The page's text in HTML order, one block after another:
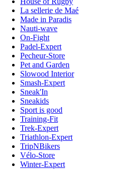
La sellerie de Maé
Made in Paradis
Nauti-wave
On-Fight
Padel-Expert
Pecheur-Store
Pet and Garden
Slowood Interior
Smash-Expert
Sneak'In
Sneakids
Sport is good
Training-Fit
Trek-Expert
Triathlon-Expert
TripNBikers
Vélo-Store
Winter-Expert